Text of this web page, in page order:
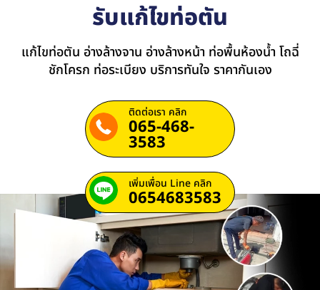
รับแก้ไขท่อตัน
แก้ไขท่อตัน อ่างล้างจาน อ่างล้างหน้า ท่อพื้นห้องน้ำ โถฉี่
ชักโครก ท่อระเบียง บริการทันใจ ราคากันเอง
ติดต่อเรา คลิก
065-468-
3583
เพิ่มเพื่อน Line คลิก
0654683583